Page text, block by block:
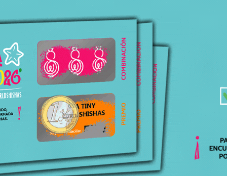
Respondemos todas tus dudas, ¡Contáctanos!
ENVÍOS
Para pedidos superiores a 30€ en península.
ENTREGA
EN 24H-48H